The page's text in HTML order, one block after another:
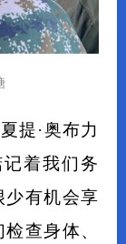
提·奥布力
着我们务
少有机会享
查身体、